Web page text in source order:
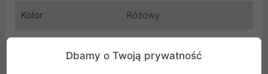
Kolor Różowy
Dbamy o Twoją prywatność